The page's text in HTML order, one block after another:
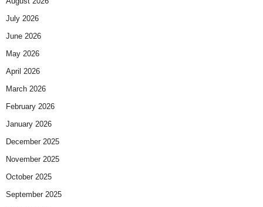
July 2026
June 2026
May 2026
April 2026
March 2026
February 2026
January 2026
December 2025
November 2025
October 2025
September 2025